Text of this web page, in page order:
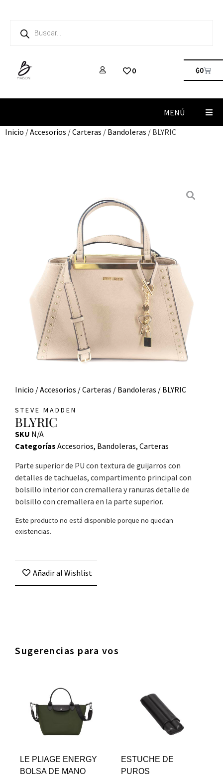
0 ₲0
MENÚ
Inicio /Accesorios /Carteras / Bandoleras / BLYRIC
Inicio /Accesorios /Carteras / Bandoleras / BLYRIC
STEVE MADDEN
BLYRIC
SKU N/A
Categorías Accesorios, Bandoleras, Carteras
Parte superior de PU con textura de guijarros con
detalles de tachuelas, compartimento principal con
bolsillo interior con cremallera y ranuras detalle de
bolsillo con cremallera en la parte superior.
Este producto no está disponible porque no quedan
existencias.
Añadir al Wishlist
Sugerencias para vos
LE PLIAGE ENERGY
BOLSA DE MANO
ESTUCHE DE
PUROS